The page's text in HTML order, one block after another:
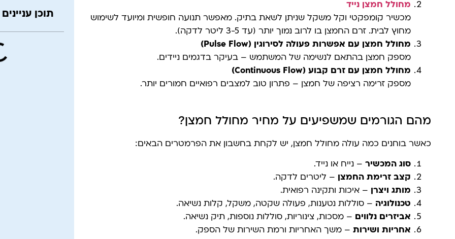
מחולל חמצן נייד
מכשיר קומפקטי וקל משקל שניתן לשאת בתיק. מאפשר תנועה חופשית ומיועד לשימוש
מחוץ לבית. זרם החמצן בו לרוב נמוך יותר (עד 3-5 ליטר לדקה).
מחולל חמצן עם אפשרות פעולה לסירוגין (Pulse Flow)
מספק חמצן בהתאם לנשימה של המשתמש – בעיקר בדגמים ניידים.
מחולל חמצן עם זרם קבוע (Continuous Flow)
מספק זרימה רציפה של חמצן – פתרון טוב למצבים רפואיים חמורים יותר.
מהם הגורמים שמשפיעים על מחיר מחולל חמצן?
כאשר בוחנים כמה עולה מחולל חמצן, יש לקחת בחשבון את הפרמטרים הבאים:
סוג המכשיר – נייח או נייד.
קצב זרימת החמצן
– ליטרים לדקה.
מותג ויצרן
– איכות ותקינה רפואית.
טכנולוגיה – סוללות נטענות, פעולה שקטה, משקל, קלות נשיאה.
אביזרים נלווים – מסכות, צינוריות, סוללות נוספות, תיק נשיאה.
אחריות ושירות – משך האחריות ורמת השירות של הספק.
תוכן עניינים